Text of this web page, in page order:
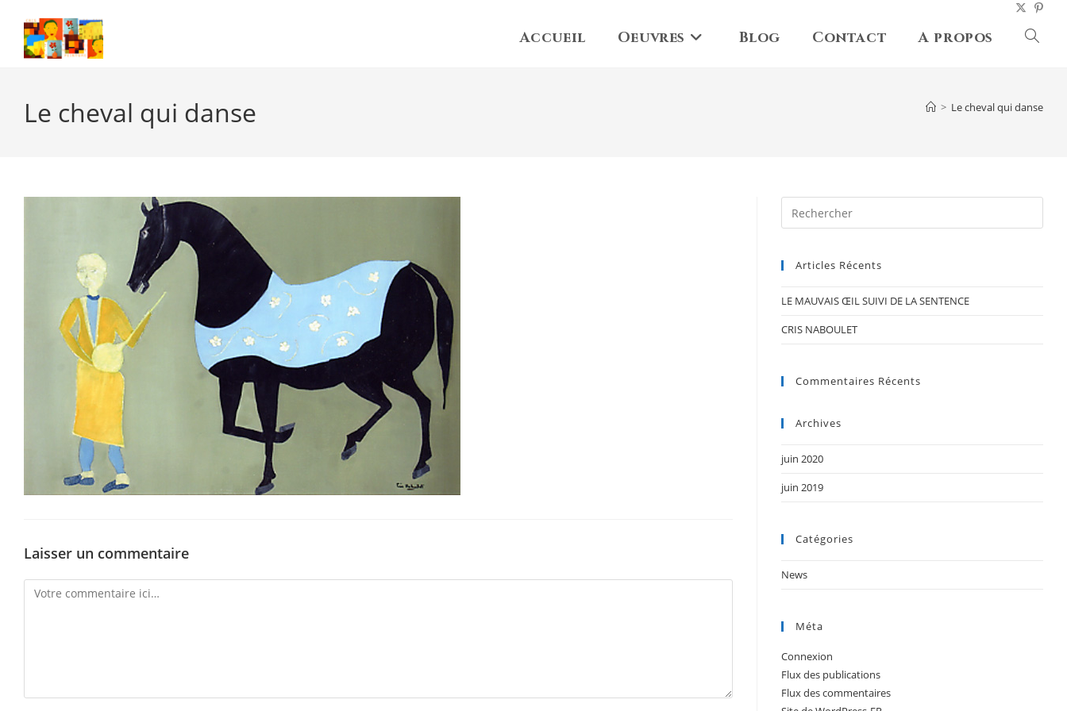
content
Accueil Oeuvres Blog Contact A propos
Le cheval qui danse > Le cheval qui danse
Laisser un commentaire
Comment
Articles Récents
LE MAUVAIS ŒIL SUIVI DE LA SENTENCE
CRIS NABOULET
Commentaires Récents
Archives
juin 2020
juin 2019
Catégories
News
Méta
Connexion
Flux des publications
Flux des commentaires